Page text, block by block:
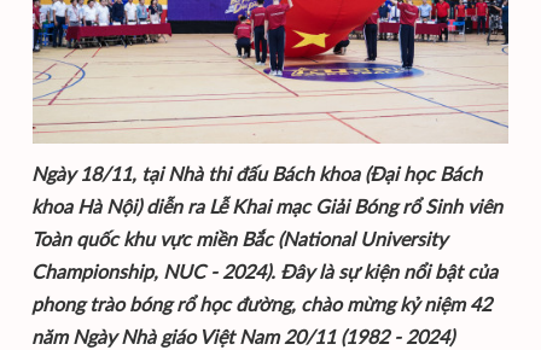
Ngày 18/11, tại Nhà thi đấu Bách khoa (Đại học Bách
khoa Hà Nội) diễn ra Lễ Khai mạc Giải Bóng rổ Sinh viên
Toàn quốc khu vực miền Bắc (National University
Championship, NUC - 2024). Đây là sự kiện nổi bật của
phong trào bóng rổ học đường, chào mừng kỷ niệm 42
năm Ngày Nhà giáo Việt Nam 20/11 (1982 - 2024)